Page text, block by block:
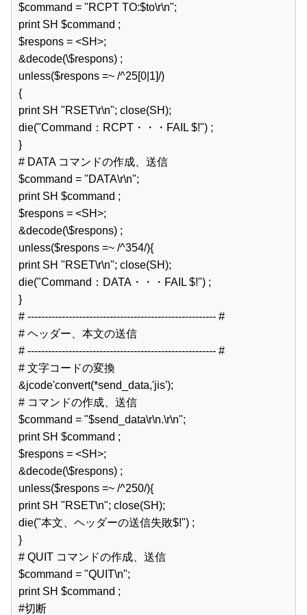
$command = "RCPT TO:$to\r\n";
print SH $command ;
$respons = <SH>;
&decode(\$respons) ;
unless($respons =~ /^25[0|1]/)
{
print SH "RSET\r\n"; close(SH);
die("Command：RCPT・・・FAIL $!") ;
}
# DATA コマンドの作成、送信
$command = "DATA\r\n";
print SH $command ;
$respons = <SH>;
&decode(\$respons) ;
unless($respons =~ /^354/){
print SH "RSET\r\n"; close(SH);
die("Command：DATA・・・FAIL $!") ;
}
# ------------------------------------------------------- #
# ヘッダー、本文の送信
# ------------------------------------------------------- #
# 文字コードの変換
&jcode'convert(*send_data,'jis');
# コマンドの作成、送信
$command = "$send_data\r\n.\r\n";
print SH $command ;
$respons = <SH>;
&decode(\$respons) ;
unless($respons =~ /^250/){
print SH "RSET\n"; close(SH);
die("本文、ヘッダーの送信失敗$!") ;
}
# QUIT コマンドの作成、送信
$command = "QUIT\n";
print SH $command ;
#切断